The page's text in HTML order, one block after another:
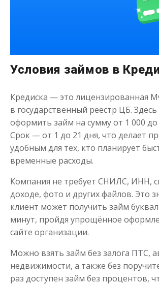
Деньги на здоровье
Сумма до
Срок от 1
Получить
Моментальный займ
Сумма до
Срок от 1
Условия займов в
Кредиска — это лицензированная
в государственный реестр ЦБ.
оформить займ на сумму от 1 000 до
Срок — от 1 до 21 дня, что делает
удобным для тех, кто планирует
временные расходы.
Компания не требует СНИЛС, ИНН,
доходе, фото и других файлов. Это
клиент может получить займ
минут, пройдя упрощённое
сайте организации.
Можно взять займ без залога ПТС,
недвижимости, а также без
раз доступен займ без процентов,